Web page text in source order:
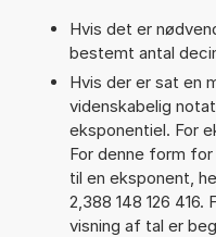
Hvis det er
bestemt antal
Hvis der er sat en
videnskabelig
eksponentiel. For
For denne form
til en eksponent,
2,388 148 126
visning af tal er